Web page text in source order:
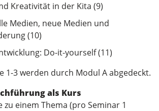
Kreativität in der Kita (9)
Medien, neue Medien und
(10)
Do-it-yourself (11)
1-3 werden durch Modul A abgedeckt.
als Kurs
zu einem Thema (pro Seminar 1